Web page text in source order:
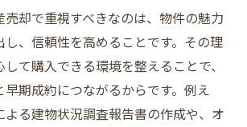
却で重視すべきなのは、物件の魅力
し、信頼性を高めることです。その理
て購入できる環境を整えることで、
期成約につながるからです。例え
る建物状況調査報告書の作成や、オ